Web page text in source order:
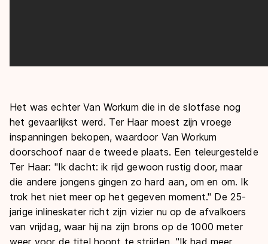
Het was echter Van Workum die in de slotfase nog
het gevaarlijkst werd. Ter Haar moest zijn vroege
inspanningen bekopen, waardoor Van Workum
doorschoof naar de tweede plaats. Een teleurgestelde
Ter Haar: "Ik dacht: ik rijd gewoon rustig door, maar
die andere jongens gingen zo hard aan, om en om. Ik
trok het niet meer op het gegeven moment." De 25-
jarige inlineskater richt zijn vizier nu op de afvalkoers
van vrijdag, waar hij na zijn brons op de 1000 meter
weer voor de titel hoopt te strijden. "Ik had meer